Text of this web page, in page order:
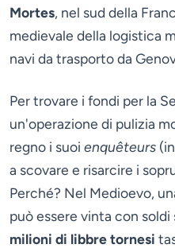
Mortes, nel sud della
medievale della logistica
navi da trasporto da
Per trovare i fondi per la
un'operazione di pulizia
regno i suoi enquêteurs
a scovare e risarcire i
Perché? Nel Medioevo,
può essere vinta con
milioni di libbre tornesi